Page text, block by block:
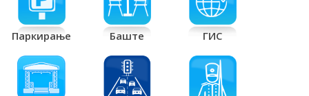
Паркирање Баште ГИС